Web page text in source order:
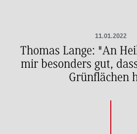
11.01.2022
Thomas Lange: "An
mir besonders gut,
Grünflächen